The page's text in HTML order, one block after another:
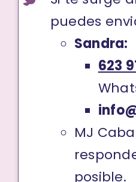
puedes
Sandra:
623
MJ
posible.